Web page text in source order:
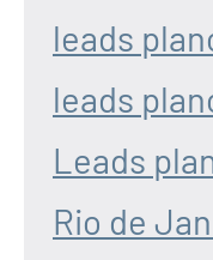
leads
leads
Leads
Rio de